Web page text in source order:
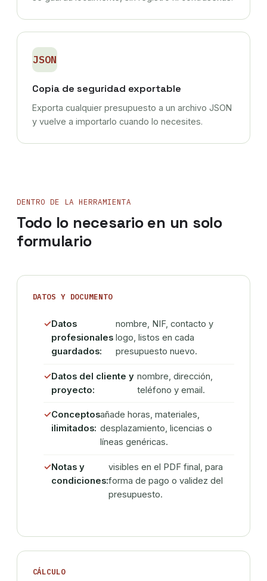
JSON
Copia de seguridad exportable
Exporta cualquier presupuesto a un archivo JSON
y vuelve a importarlo cuando lo necesites.
DENTRO DE LA HERRAMIENTA
Todo lo necesario en un solo
formulario
DATOS Y DOCUMENTO
Datos
profesionales
guardados:
nombre, NIF, contacto y
logo, listos en cada
presupuesto nuevo.
Datos del cliente y
proyecto:
nombre, dirección,
teléfono y email.
Conceptos
ilimitados:
añade horas, materiales,
desplazamiento, licencias o
líneas genéricas.
Notas y
condiciones:
visibles en el PDF final, para
forma de pago o validez del
presupuesto.
CÁLCULO